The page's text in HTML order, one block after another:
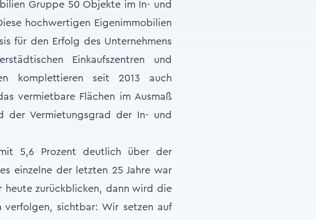
Gruppe 50 Objekte im In- und
hochwertigen Eigenimmobilien
für den Erfolg des Unternehmens
Einkaufszentren und
komplettieren seit 2013 auch
vermietbare Flächen im Ausmaß
der Vermietungsgrad der In- und
5,6 Prozent deutlich über der
einzelne der letzten 25 Jahre war
heute zurückblicken, dann wird die
sichtbar: Wir setzen auf